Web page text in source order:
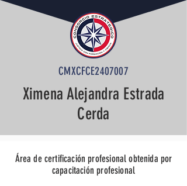
CMXCFCE2407007
Ximena Alejandra Estrada
Cerda
Área de certificación profesional obtenida por
capacitación profesional